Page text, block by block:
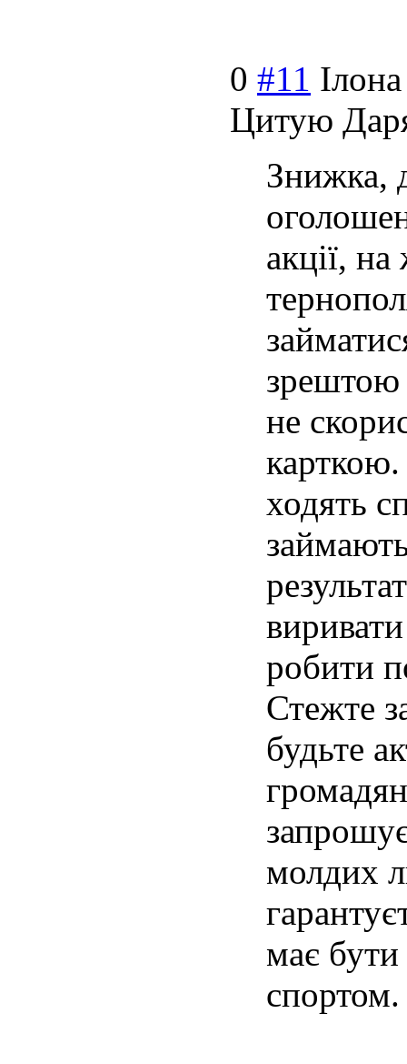
0 #11 Ілона
Цитую
Знижка,
акції,
зрештою
не
ходять
виривати
робити
Стежте
будьте
молдих
має
спортом.